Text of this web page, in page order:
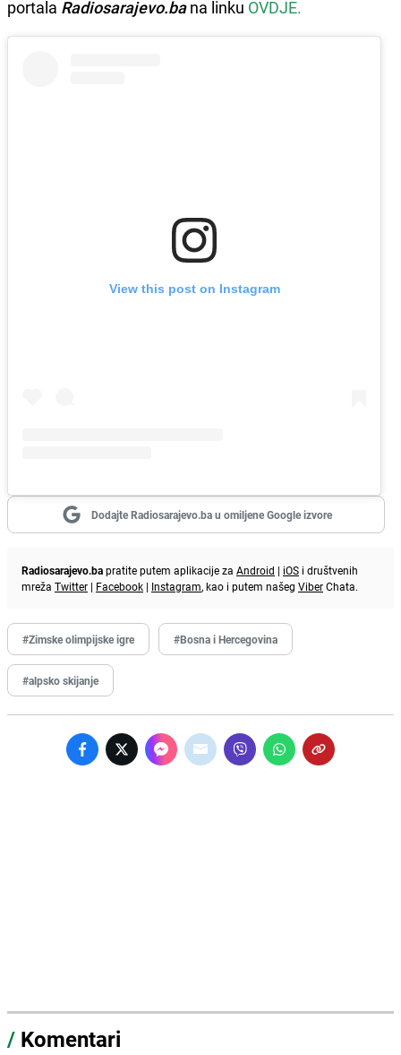
portala Radiosarajevo.bana linku OVDJE.
View this post on Instagram
Dodajte Radiosarajevo.ba u omiljene Google izvore
Radiosarajevo.bapratite putem aplikacije za Android | iOS i društvenih
mreža Twitter | Facebook | Instagram, kao i putem našeg ViberChata.
#Zimske olimpijske igre #Bosna i Hercegovina
#alpsko skijanje
/ Komentari